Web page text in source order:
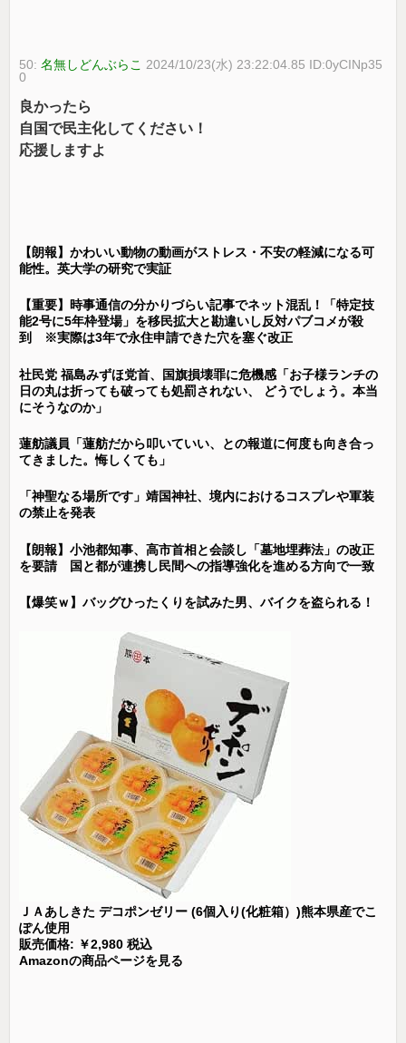
50:名無しどんぶらこ 2024/10/23(水) 23:22:04.85 ID:0yCINp35
0
良かったら
自国で民主化してください！
応援しますよ
【朗報】かわいい動物の動画がストレス・不安の軽減になる可
能性。英大学の研究で実証
【重要】時事通信の分かりづらい記事でネット混乱！「特定技
能2号に5年枠登場」を移民拡大と勘違いし反対パブコメが殺
到 ※実際は3年で永住申請できた穴を塞ぐ改正
社民党 福島みずほ党首、国旗損壊罪に危機感「お子様ランチの
日の丸は折っても破っても処罰されない、 どうでしょう。本当
にそうなのか」
蓮舫議員「蓮舫だから叩いていい、との報道に何度も向き合っ
てきました。悔しくても」
「神聖なる場所です」靖国神社、境内におけるコスプレや軍装
の禁止を発表
【朗報】小池都知事、高市首相と会談し「墓地埋葬法」の改正
を要請 国と都が連携し民間への指導強化を進める方向で一致
【爆笑ｗ】バッグひったくりを試みた男、バイクを盗られる！
ＪＡあしきた デコポンゼリー (6個入り(化粧箱）)熊本県産でこ
ぽん使用
販売価格: ￥2,980 税込
Amazonの商品ページを見る